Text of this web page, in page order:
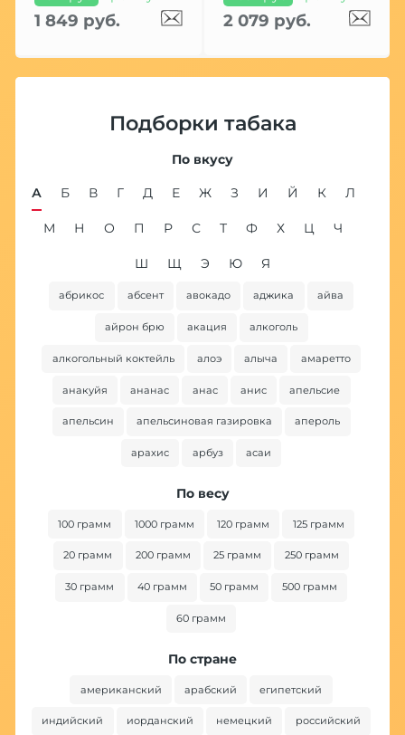
1 849 руб. 2 079 руб.
Подборки табака
По вкусу
А Б В Г Д Е Ж З И Й К Л
М Н О П Р С Т Ф Х Ц Ч
Ш Щ Э Ю Я
абрикос абсент авокадо аджика айва
айрон брю акация алкоголь
алкогольный коктейль алоэ алыча амаретто
анакуйя ананас анас анис апельсие
апельсин апельсиновая газировка апероль
арахис арбуз асаи
По весу
100 грамм 1000 грамм 120 грамм 125 грамм
20 грамм 200 грамм 25 грамм 250 грамм
30 грамм 40 грамм 50 грамм 500 грамм
60 грамм
По стране
американский арабский египетский
индийский иорданский немецкий российский